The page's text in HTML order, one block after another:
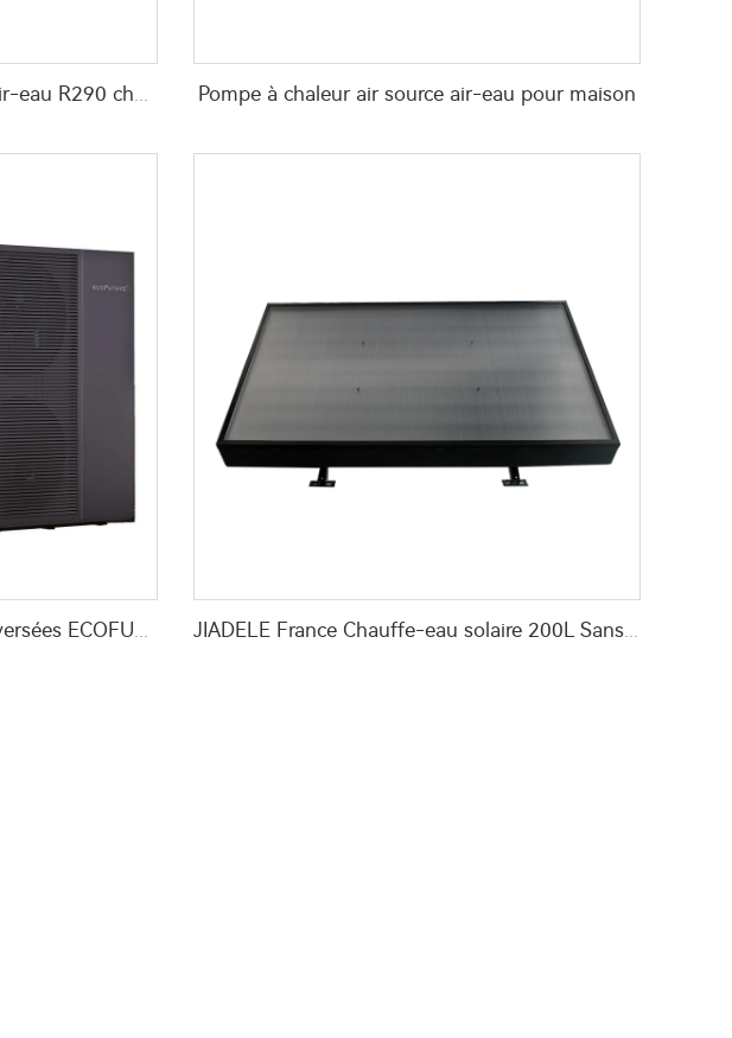
Pompe à chaleur pour piscine air-eau R290 chauffe-eau Pompe à chaleur air source air-eau pour maison
Pompes à chaleur monobloc inversées ECOFUTURE R290 pour chauffe-eau JIADELE France Chauffe-eau solaire 200L Sans réservoir compact panneau photovoltaïque système chauffe-eau solaire